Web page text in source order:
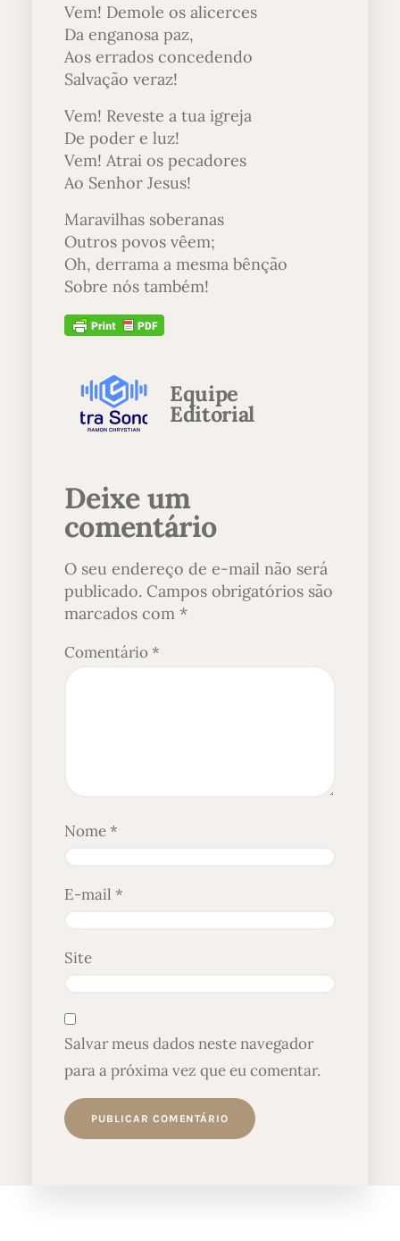
Vem! Demole os alicerces
Da enganosa paz,
Aos errados concedendo
Salvação veraz!
Vem! Reveste a tua igreja
De poder e luz!
Vem! Atrai os pecadores
Ao Senhor Jesus!
Maravilhas soberanas
Outros povos vêem;
Oh, derrama a mesma bênção
Sobre nós também!
Equipe
Editorial
Deixe um
comentário
O seu endereço de e-mail não será
publicado. Campos obrigatórios são
marcados com *
Comentário*
Nome*
E-mail *
Site
Salvar meus dados neste navegador
para a próxima vez que eu comentar.